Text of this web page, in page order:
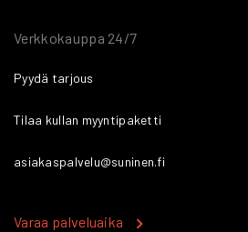
Verkkokauppa 24/7
Pyydä tarjous
Tilaa kullan myyntipaketti
asiakaspalvelu@suninen.fi
Varaa palveluaika